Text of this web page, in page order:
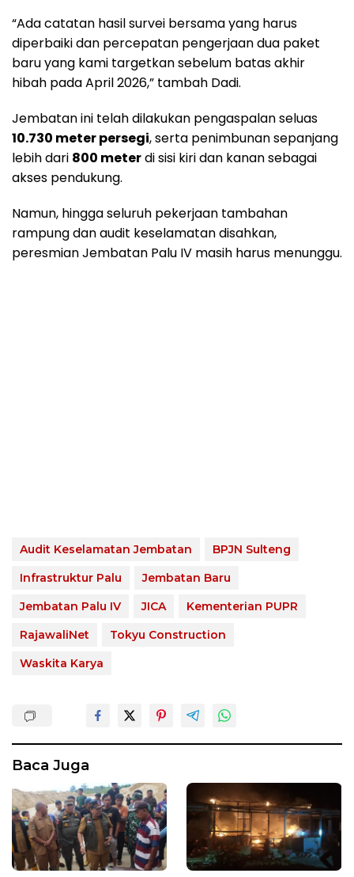
“Ada catatan hasil survei bersama yang harus
diperbaiki dan percepatan pengerjaan dua paket
baru yang kami targetkan sebelum batas akhir
hibah pada April 2026,” tambah Dadi.
Jembatan ini telah dilakukan pengaspalan seluas
10.730 meter persegi, serta penimbunan sepanjang
lebih dari 800 meterdi sisi kiri dan kanan sebagai
akses pendukung.
Namun, hingga seluruh pekerjaan tambahan
rampung dan audit keselamatan disahkan,
peresmian Jembatan Palu IV masih harus menunggu.
Audit Keselamatan Jembatan
BPJN Sulteng
Infrastruktur Palu
Jembatan Baru
Jembatan Palu IV
JICA
Kementerian PUPR
RajawaliNet
Tokyu Construction
Waskita Karya
Baca Juga